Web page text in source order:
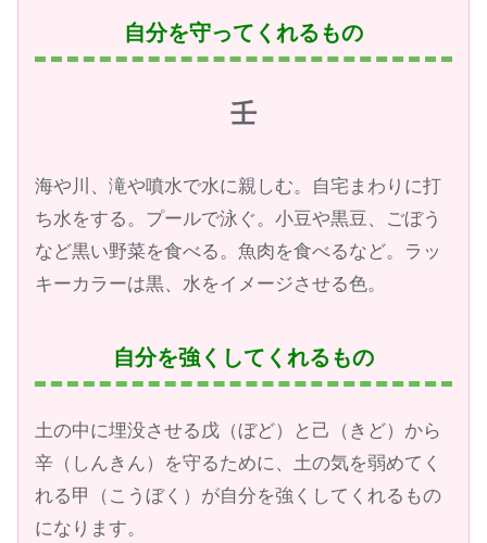
自分を守ってくれるもの
壬
海や川、滝や噴水で水に親しむ。自宅まわりに打
ち水をする。プールで泳ぐ。小豆や黒豆、ごぼう
など黒い野菜を食べる。魚肉を食べるなど。ラッ
キーカラーは黒、水をイメージさせる色。
自分を強くしてくれるもの
土の中に埋没させる戊（ぼど）と己（きど）から
辛（しんきん）を守るために、土の気を弱めてく
れる甲（こうぼく）が自分を強くしてくれるもの
になります。